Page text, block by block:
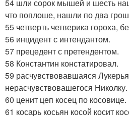
54 шли сорок мышей и шесть
что поплоше, нашли по два
55 четверть четверика гороха,
56 инцидент с интендантом.
57 прецедент с претендентом.
58 Константин констатировал.
59 расчувствовавшаяся
нерасчувствовашегося Николку.
60 ценит цеп косец по косовице.
61 косарь косьян косой косит